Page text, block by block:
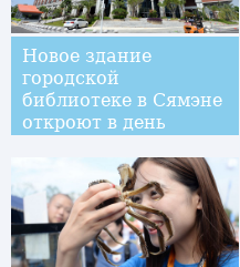
Новое здание
городской
библиотеке в Сямэне
откроют в день
праздника КНР